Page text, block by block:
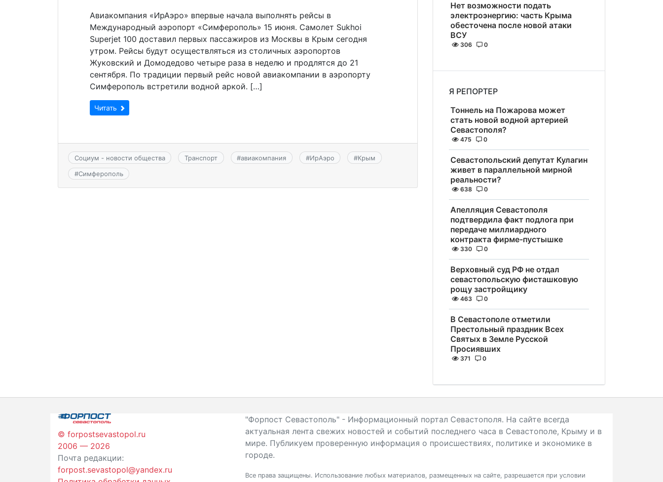
Авиакомпания «ИрАэро» впервые начала выполнять рейсы в
Международный аэропорт «Симферополь» 15 июня. Самолет Sukhoi
Superjet 100 доставил первых пассажиров из Москвы в Крым сегодня
утром. Рейсы будут осуществляться из столичных аэропортов
Жуковский и Домодедово четыре раза в неделю и продлятся до 21
сентября. По традиции первый рейс новой авиакомпании в аэропорту
Симферополь встретили водной аркой. […]
Читать
Социум - новости общества Транспорт #авиакомпания #ИрАэро #Крым
#Симферополь
Нет возможности подать
электроэнергию: часть Крыма
обесточена после новой атаки
ВСУ
306 0
Я РЕПОРТЕР
Тоннель на Пожарова может
стать новой водной артерией
Севастополя?
475 0
Севастопольский депутат Кулагин
живет в параллельной мирной
реальности?
638 0
Апелляция Севастополя
подтвердила факт подлога при
передаче миллиардного
контракта фирме-пустышке
330 0
Верховный суд РФ не отдал
севастопольскую фисташковую
рощу застройщику
463 0
В Севастополе отметили
Престольный праздник Всех
Святых в Земле Русской
Просиявших
371 0
© forpostsevastopol.ru
2006 — 2026
Почта редакции:
forpost.sevastopol@yandex.ru
"Форпост Севастополь" - Информационный портал Севастополя. На сайте всегда
актуальная лента свежих новостей и событий последнего часа в Севастополе, Крыму и в
мире. Публикуем проверенную информация о происшествиях, политике и экономике в
городе.
Все права защищены. Использование любых материалов, размещенных на сайте, разрешается при условии